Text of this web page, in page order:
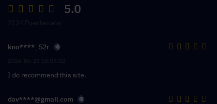
5.0
kno****_52r
I do recommend this site.
dav****@gmail.com